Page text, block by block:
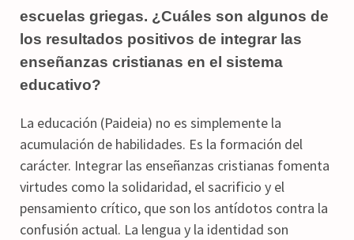
escuelas griegas. ¿Cuáles son algunos de
los resultados positivos de integrar las
enseñanzas cristianas en el sistema
educativo?
La educación (Paideia) no es simplemente la
acumulación de habilidades. Es la formación del
carácter. Integrar las enseñanzas cristianas fomenta
virtudes como la solidaridad, el sacrificio y el
pensamiento crítico, que son los antídotos contra la
confusión actual. La lengua y la identidad son